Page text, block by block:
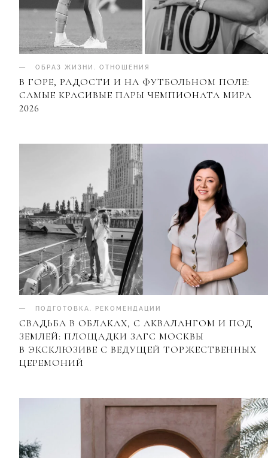
ОБРАЗ ЖИЗНИ ОТНОШЕНИЯ
В ГОРЕ, РАДОСТИ И НА ФУТБОЛЬНОМ ПОЛЕ:
САМЫЕ КРАСИВЫЕ ПАРЫ ЧЕМПИОНАТА МИРА
2026
ПОДГОТОВКА РЕКОМЕНДАЦИИ
СВАДЬБА В ОБЛАКАХ, С АКВАЛАНГОМ И ПОД
ЗЕМЛЕЙ: ПЛОЩАДКИ ЗАГС МОСКВЫ
В ЭКСКЛЮЗИВЕ С ВЕДУЩЕЙ ТОРЖЕСТВЕННЫХ
ЦЕРЕМОНИЙ